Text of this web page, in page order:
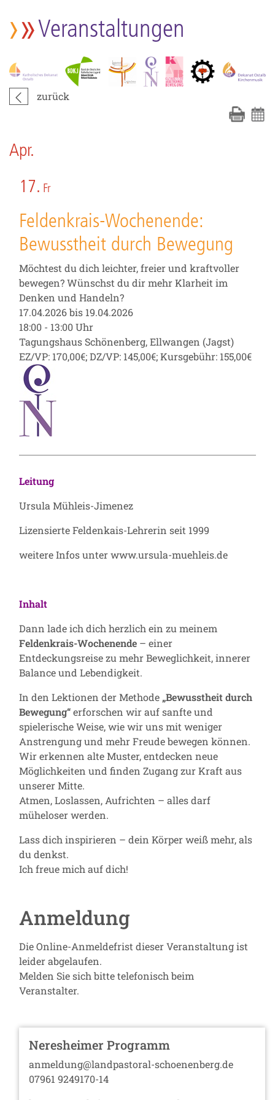
Veranstaltungen
zurück
Apr.
17. Fr
Feldenkrais-Wochenende:
Bewusstheit durch Bewegung
Möchtest du dich leichter, freier und kraftvoller
bewegen? Wünschst du dir mehr Klarheit im
Denken und Handeln?
17.04.2026 bis 19.04.2026
18:00 - 13:00 Uhr
Tagungshaus Schönenberg, Ellwangen (Jagst)
EZ/VP: 170,00€; DZ/VP: 145,00€; Kursgebühr: 155,00€
Leitung
Ursula Mühleis-Jimenez
Lizensierte Feldenkais-Lehrerin seit 1999
weitere Infos unterwww.ursula-muehleis.de
Inhalt
Dann lade ich dich herzlich ein zu meinem
Feldenkrais-Wochenende – einer
Entdeckungsreise zu mehr Beweglichkeit, innerer
Balance und Lebendigkeit.
In den Lektionen der Methode „Bewusstheit durch
Bewegung“erforschen wir auf sanfte und
spielerische Weise, wie wir uns mit weniger
Anstrengung und mehr Freude bewegen können.
Wir erkennen alte Muster, entdecken neue
Möglichkeiten und finden Zugang zur Kraft aus
unserer Mitte.
Atmen, Loslassen, Aufrichten – alles darf
müheloser werden.
Lass dich inspirieren – dein Körper weiß mehr, als
du denkst.
Ich freue mich auf dich!
Anmeldung
Die Online-Anmeldefrist dieser Veranstaltung ist
leider abgelaufen.
Melden Sie sich bitte telefonisch beim
Veranstalter.
Neresheimer Programm
anmeldung@landpastoral-schoenenberg.de
07961 9249170-14